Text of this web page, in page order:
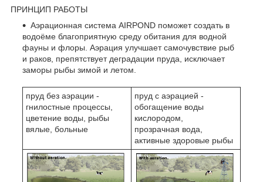
ПРИНЦИП РАБОТЫ
Аэрационная система AIRPOND поможет создать в
водоёме благоприятную среду обитания для водной
фауны и флоры. Аэрация улучшает самочувствие рыб
и раков, препятствует деградации пруда, исключает
заморы рыбы зимой и летом.
пруд без аэрации -
гнилостные процессы,
цветение воды, рыбы
вялые, больные
пруд с аэрацией -
обогащение воды
кислородом,
прозрачная вода,
активные здоровые рыбы